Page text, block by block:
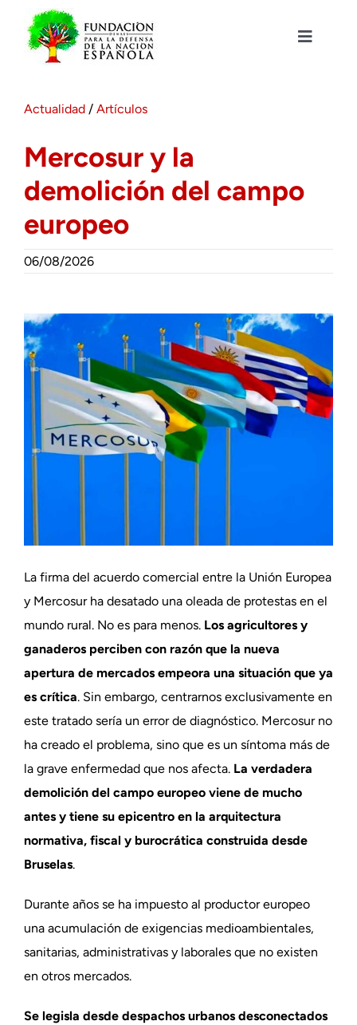
contenido
Toggle
Actualidad
Actividades
Actualidad/ Artículos
Mercosur y la
demolición del campo
europeo
06/08/2026
La firma del acuerdo comercial entre la Unión Europea
y Mercosur ha desatado una oleada de protestas en el
mundo rural. No es para menos. Los agricultores y
ganaderos perciben con razón que la nueva
apertura de mercados empeora una situación que ya
es crítica. Sin embargo, centrarnos exclusivamente en
este tratado sería un error de diagnóstico. Mercosur no
ha creado el problema, sino que es un síntoma más de
la grave enfermedad que nos afecta. La verdadera
demolición del campo europeo viene de mucho
antes y tiene su epicentro en la arquitectura
normativa, fiscal y burocrática construida desde
Bruselas.
Durante años se ha impuesto al productor europeo
una acumulación de exigencias medioambientales,
sanitarias, administrativas y laborales que no existen
en otros mercados.
Se legisla desde despachos urbanos desconectados